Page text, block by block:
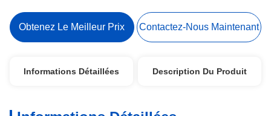
Obtenez Le Meilleur Prix Contactez-Nous Maintenant
Informations Détaillées Description Du Produit